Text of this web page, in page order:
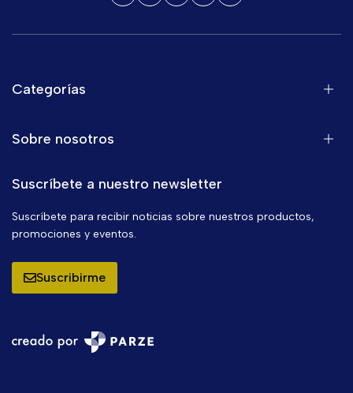
Categorías
Sobre nosotros
Suscríbete a nuestro newsletter
Suscríbete para recibir noticias sobre nuestros productos,
promociones y eventos.
Suscribirme